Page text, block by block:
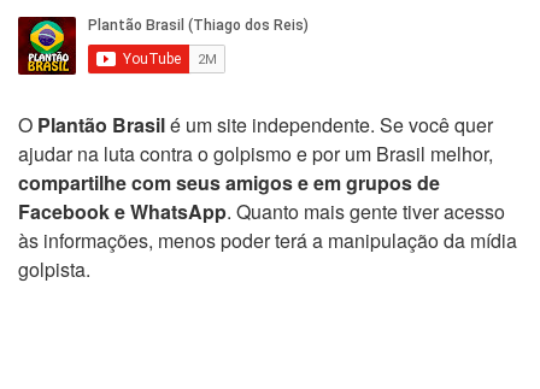
O Plantão Brasilé um site independente. Se você quer
ajudar na luta contra o golpismo e por um Brasil melhor,
compartilhe com seus amigos e em grupos de
Facebook e WhatsApp. Quanto mais gente tiver acesso
às informações, menos poder terá a manipulação da mídia
golpista.